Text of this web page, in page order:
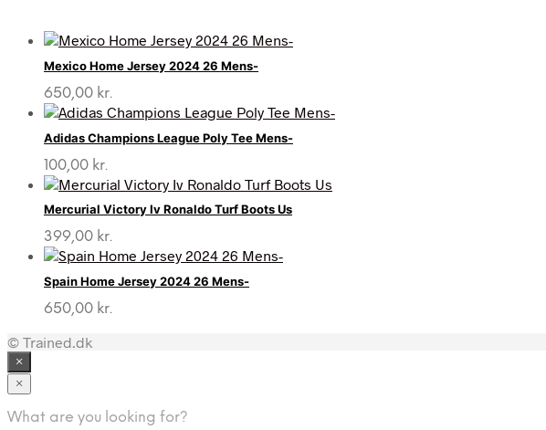
Mexico Home Jersey 2024 26 Mens-
650,00 kr.
Adidas Champions League Poly Tee Mens-
100,00 kr.
Mercurial Victory Iv Ronaldo Turf Boots Us
399,00 kr.
Spain Home Jersey 2024 26 Mens-
650,00 kr.
© Trained.dk
×
×
What are you looking for?